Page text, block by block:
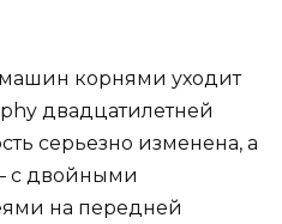
машин корнями уходит
двадцатилетней
серьезно изменена, а
с двойными
на передней